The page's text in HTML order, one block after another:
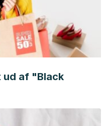
ud af "Black